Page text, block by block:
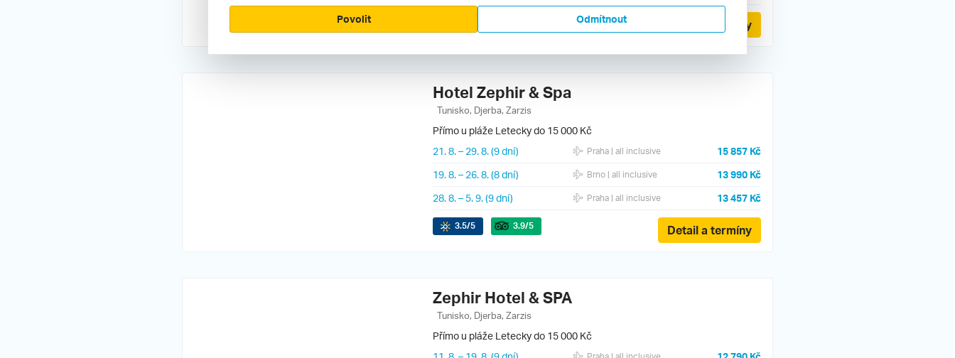
Detail a termíny
Hotel Zephir & Spa
Tunisko, Djerba, Zarzis
Přímo u pláže Letecky do 15 000 Kč
21. 8.– 29. 8.(9 dní) Praha| all inclusive
15 857 Kč
19. 8.– 26. 8.(8 dní) Brno| all inclusive
13 990 Kč
28. 8.– 5. 9.(9 dní) Praha| all inclusive 13 457 Kč
3.5/5 3.9/5 Detail a termíny
Zephir Hotel & SPA
Tunisko, Djerba, Zarzis
Přímo u pláže Letecky do 15 000 Kč
Odmítnout
Povolit